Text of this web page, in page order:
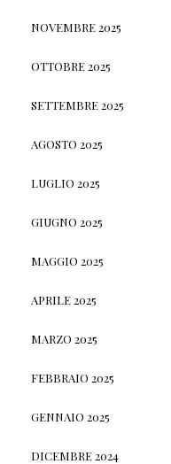
NOVEMBRE 2025
OTTOBRE 2025
SETTEMBRE 2025
AGOSTO 2025
LUGLIO 2025
GIUGNO 2025
MAGGIO 2025
APRILE 2025
MARZO 2025
FEBBRAIO 2025
GENNAIO 2025
DICEMBRE 2024